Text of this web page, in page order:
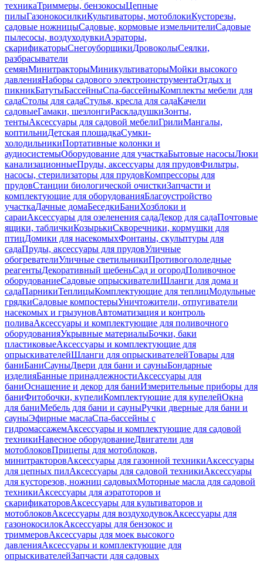
техникаТриммеры, бензокосыЦепные
пилыГазонокосилкиКультиваторы, мотоблокиКусторезы,
садовые ножницыСадовые, кормовые измельчителиСадовые
пылесосы, воздуходувкиАэраторы,
скарификаторыСнегоуборщикиДровоколыСеялки,
разбрасыватели
семянМинитракторыМиникультиваторыМойки высокого
давленияНаборы садового электроинструментаОтдых и
пикникБатутыБассейныСпа-бассейныКомплекты мебели для
садаСтолы для садаСтулья, кресла для садаКачели
садовыеГамаки, шезлонгиРаскладушкиЗонты,
тентыАксессуары для садовой мебелиГрилиМангалы,
коптильниДетская площадкаСумки-
холодильникиПортативные колонки и
аудиосистемыОборудование для участкаБытовые насосыЛюки
канализационныеПруды, аксессуары для прудовФильтры,
насосы, стерилизаторы для прудовКомпрессоры для
прудовСтанции биологической очисткиЗапчасти и
комплектующие для оборудованияБлагоустройство
участкаДачные домаБеседкиБаниХозблоки и
сараиАксессуары для озеленения садаДекор для садаПочтовые
ящики, табличкиКозырькиСкворечники, кормушки для
птицДомики для насекомыхФонтаны, скульптуры для
садаПруды, аксессуары для прудовУличные
обогревателиУличные светильникиПротивогололедные
реагентыДекоративный щебеньСад и огородПоливочное
оборудованиеСадовые опрыскивателиШланги для дома и
садаПарникиТеплицыКомплектующие для теплицМодульные
грядкиСадовые компостерыУничтожители, отпугиватели
насекомых и грызуновАвтоматизация и контроль
поливаАксессуары и комплектующие для поливочного
оборудованияУкрывные материалыБочки, баки
пластиковыеАксессуары и комплектующие для
опрыскивателейШланги для опрыскивателейТовары для
баниБаниСауныДвери для бани и сауныБондарные
изделияБанные принадлежностиАксессуары для
баниОснащение и декор для баниИзмерительные приборы для
баниФитобочки, купелиКомплектующие для купелейОкна
для баниМебель для бани и сауныРучки дверные для бани и
сауныЭфирные маслаСпа-бассейны с
гидромассажемАксессуары и комплектующие для садовой
техникиНавесное оборудованиеДвигатели для
мотоблоковПрицепы для мотоблоков,
минитракторовАксессуары для газонной техникиАксессуары
для цепных пилАксессуары для садовой техникиАксессуары
для кусторезов, ножниц садовыхМоторные масла для садовой
техникиАксессуары для аэратоторов и
скарификаторовАксессуары для культиваторов и
мотоблоковАксессуары для воздуходувокАксессуары для
газонокосилокАксессуары для бензокос и
триммеровАксессуары для моек высокого
давленияАксессуары и комплектующие для
опрыскивателейЗапчасти для садовых